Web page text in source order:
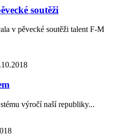
soutěži
v pěvecké soutěži talent F-M
výročí naší republiky...